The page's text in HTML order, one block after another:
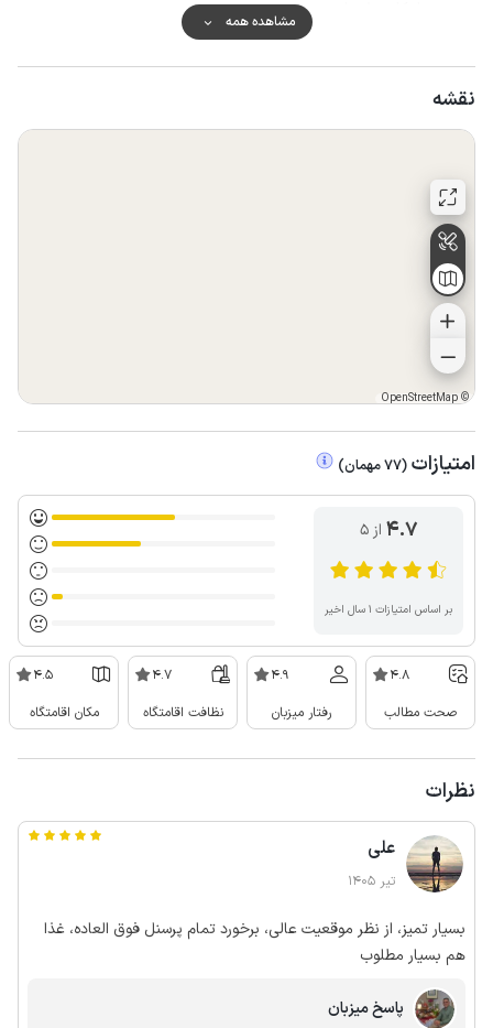
مشاهده همه
نقشه
©
OpenStreetMap
امتیازات (
77مهمان)
4.7 از ۵
بر اساس امتیازات ۱ سال اخیر
4.8
صحت مطالب
4.9
رفتار میزبان
4.7
نظافت اقامتگاه
4.5
مکان اقامتگاه
نظرات
علی
تیر 1405
بسیار تمیز، از نظر موقعیت عالی، برخورد تمام پرسنل فوق العاده، غذا
هم بسیار مطلوب
پاسخ میزبان